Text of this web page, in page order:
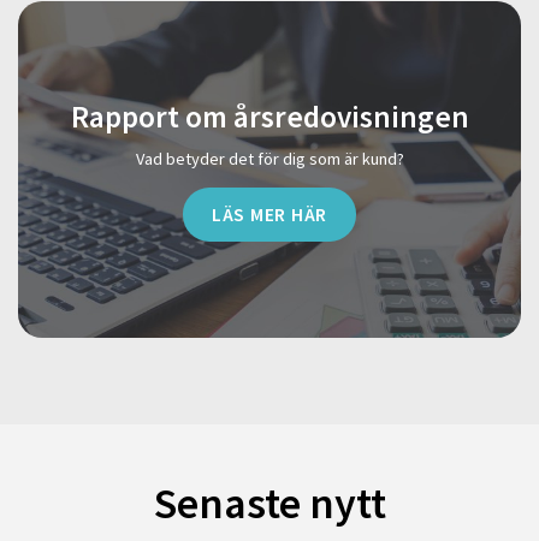
Rapport om årsredovisningen
Vad betyder det för dig som är kund?
LÄS MER HÄR
Senaste nytt